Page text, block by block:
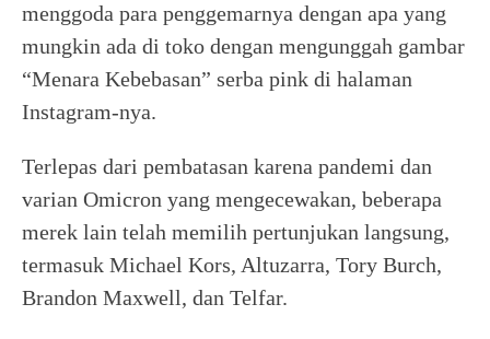
menggoda para penggemarnya dengan apa yang
mungkin ada di toko dengan mengunggah gambar
“Menara Kebebasan” serba pink di halaman
Instagram-nya.
Terlepas dari pembatasan karena pandemi dan
varian Omicron yang mengecewakan, beberapa
merek lain telah memilih pertunjukan langsung,
termasuk Michael Kors, Altuzarra, Tory Burch,
Brandon Maxwell, dan Telfar.